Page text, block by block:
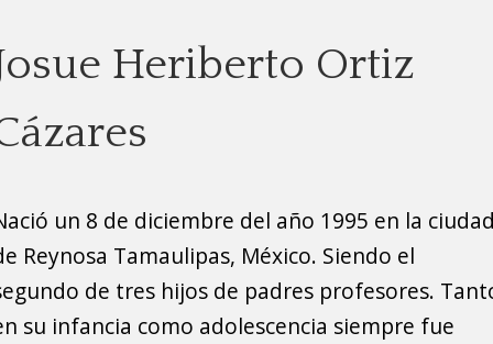
Heriberto Ortiz
un 8 de diciembre del año 1995 en la
Reynosa Tamaulipas, México. Siendo el
de tres hijos de padres profesores.
su infancia como adolescencia siempre fue